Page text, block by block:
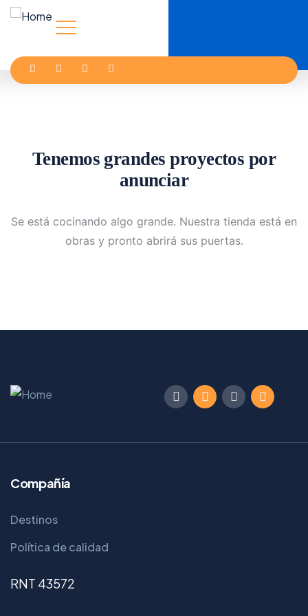
Tenemos grandes proyectos por
anunciar
Se está cocinando algo grande. Nuestra tienda está en
obras y pronto abrirá sus puertas.
Compañía
Destinos
Política de calidad
RNT 43572